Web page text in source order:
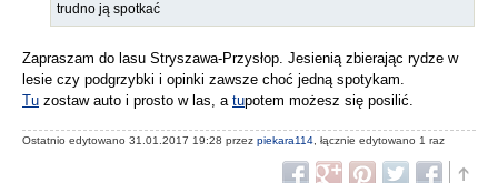
trudno ją spotkać
Zapraszam do lasu Stryszawa-Przysłop. Jesienią zbierając rydze w
lesie czy podgrzybki i opinki zawsze choć jedną spotykam.
Tu zostaw auto i prosto w las, a tupotem możesz się posilić.
Ostatnio edytowano 31.01.2017 19:28 przez piekara114 , łącznie edytowano 1 raz